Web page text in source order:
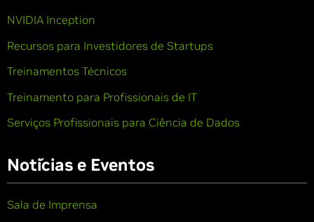
NVIDIA Inception
Recursos para Investidores de Startups
Treinamentos Técnicos
Treinamento para Profissionais de IT
Serviços Profissionais para Ciência de Dados
Notícias e Eventos
Sala de Imprensa